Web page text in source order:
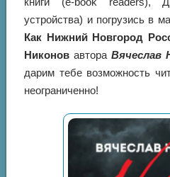
устройства) и погрузись в
Как Нижний Новгород
Никонов автораВячеслав
дарим тебе возможность
неограниченно!